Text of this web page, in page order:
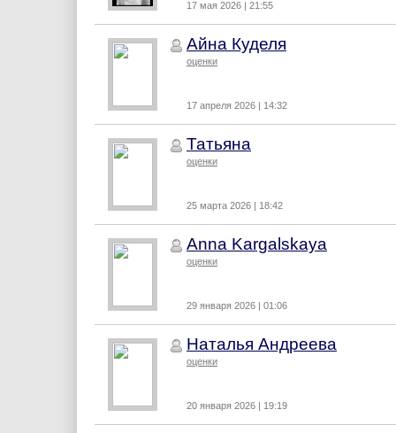
17 мая 2026 | 21:55
Айна Куделя
оценки
17 апреля 2026 | 14:32
Татьяна
оценки
25 марта 2026 | 18:42
Anna Kargalskaya
оценки
29 января 2026 | 01:06
Наталья Андреева
оценки
20 января 2026 | 19:19